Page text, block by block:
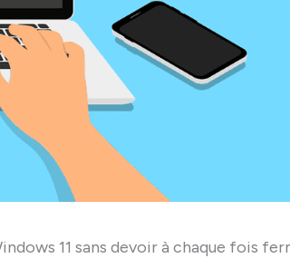
11 sans devoir à chaque fois